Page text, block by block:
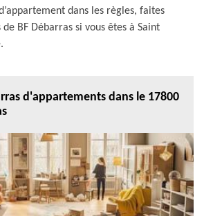
dans les règles, faites
BF Débarras si vous êtes à Saint
d'appartements dans le 17800